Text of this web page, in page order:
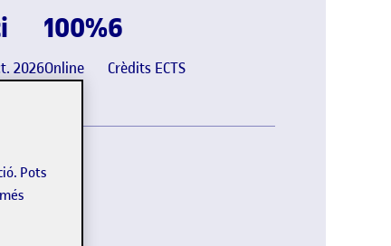
2026
100%
Online
6
Crèdits ECTS
Castellà
Pots